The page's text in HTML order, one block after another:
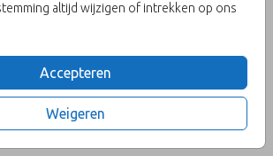
altijd wijzigen of intrekken op ons
Accepteren
Weigeren